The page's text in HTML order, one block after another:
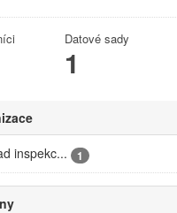
Datové sady
1
inspekc...
1